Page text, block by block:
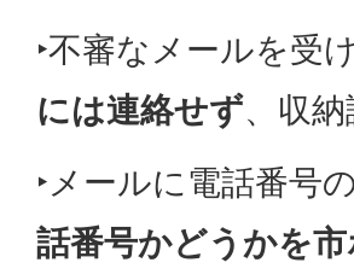
‣不審なメールを受
には連絡せず、収
‣メールに電話番号
話番号かどうかを